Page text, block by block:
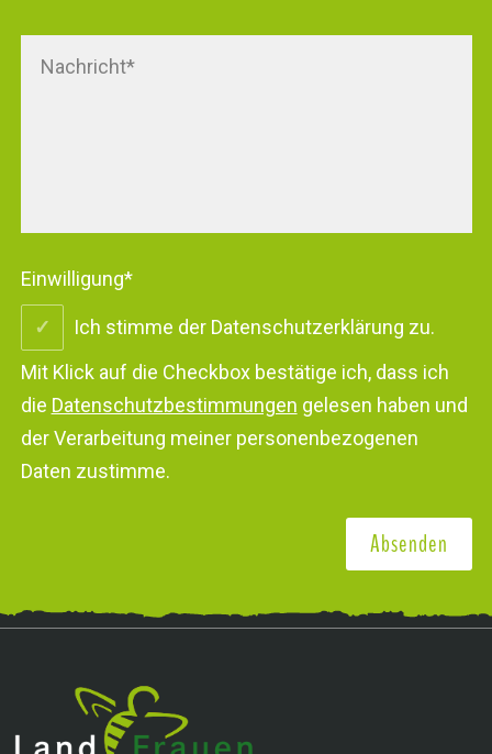
Einwilligung*
Ich stimme der Datenschutzerklärung zu.
Mit Klick auf die Checkbox bestätige ich, dass ich
die Datenschutzbestimmungen gelesen haben und
der Verarbeitung meiner personenbezogenen
Daten zustimme.